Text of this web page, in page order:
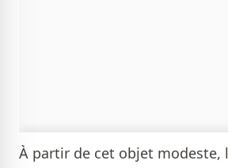
À partir de cet objet modeste,